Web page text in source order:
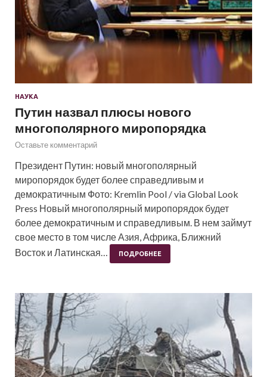
НАУКА
Путин назвал плюсы нового
многополярного миропорядка
Оставьте комментарий
Президент Путин: новый многополярный
миропорядок будет более справедливым и
демократичным Фото: Kremlin Pool / via Global Look
Press Новый многополярный миропорядок будет
более демократичным и справедливым. В нем займут
свое место в том числе Азия, Африка, Ближний
Восток и Латинская…
ПОДРОБНЕЕ